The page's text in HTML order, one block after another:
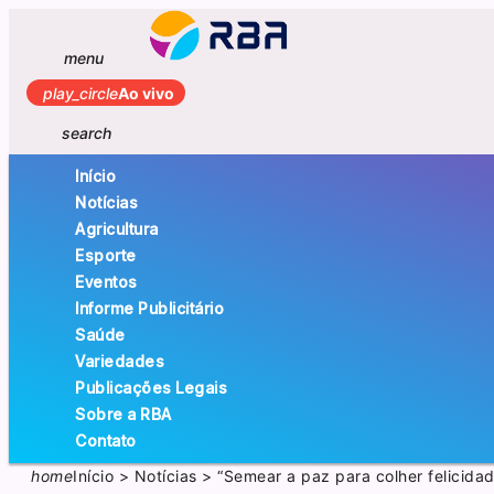
menu
play_circleAo vivo
search
Início
Notícias
Agricultura
Esporte
Eventos
Informe Publicitário
Saúde
Variedades
Publicações Legais
Sobre a RBA
Contato
homeInício > Notícias >“Semear a paz para colher